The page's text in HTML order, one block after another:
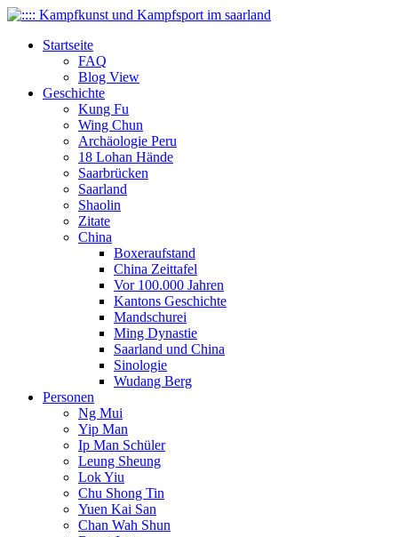
Startseite
FAQ
Blog View
Geschichte
Kung Fu
Wing Chun
Archäologie Peru
18 Lohan Hände
Saarbrücken
Saarland
Shaolin
Zitate
China
Boxeraufstand
China Zeittafel
Vor 100.000 Jahren
Kantons Geschichte
Mandschurei
Ming Dynastie
Saarland und China
Sinologie
Wudang Berg
Personen
Ng Mui
Yip Man
Ip Man Schüler
Leung Sheung
Lok Yiu
Chu Shong Tin
Yuen Kai San
Chan Wah Shun